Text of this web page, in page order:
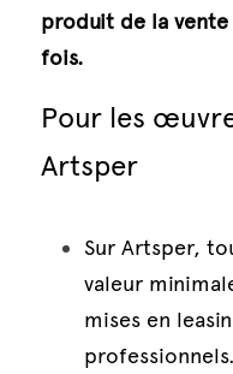
produit de la vente
fois.
Pour les
Artsper
Sur Artsper,
valeur
mises en
professionnels.